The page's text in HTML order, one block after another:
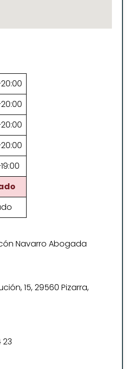
Navarro Abogada
15, 29560 Pizarra,
23